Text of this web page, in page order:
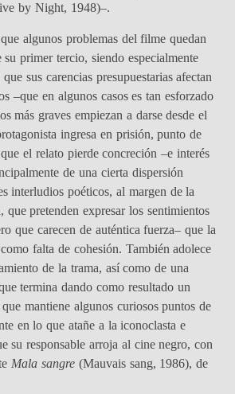
by Night, 1948)–.
algunos problemas del filme quedan
su primer tercio, siendo especialmente
sus carencias presupuestarias afectan
–que en algunos casos es tan esforzado
más graves empiezan a darse desde el
ingresa en prisión, punto de
el relato pierde concreción –e interés
de una cierta dispersión
interludios poéticos, al margen de la
que pretenden expresar los sentimientos
que carecen de auténtica fuerza– que la
falta de cohesión. También adolece
de la trama, así como de una
termina dando como resultado un
mantiene algunos curiosos puntos de
en lo que atañe a la iconoclasta e
su responsable arroja al cine negro, con
Mala sangre (Mauvais sang, 1986), de